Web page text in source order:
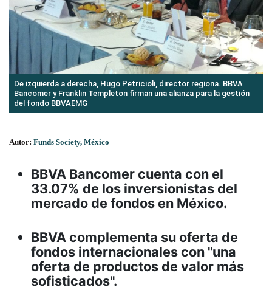
De izquierda a derecha, Hugo Petricioli, director regiona. BBVA
Bancomer y Franklin Templeton firman una alianza para la gestión
del fondo BBVAEMG
Autor: Funds Society, México
BBVA Bancomer cuenta con el
33.07% de los inversionistas del
mercado de fondos en México.
BBVA complementa su oferta de
fondos internacionales con "una
oferta de productos de valor más
sofisticados".